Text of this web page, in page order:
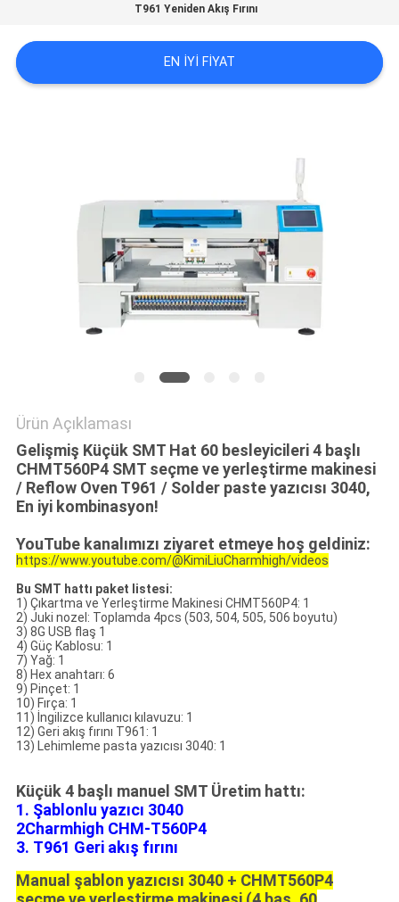
SITE
HARITASI
T961 Yeniden Akış Fırını
EN IYI FIYAT
Ürün Açıklaması
Gelişmiş Küçük SMT Hat 60 besleyicileri 4 başlı
CHMT560P4 SMT seçme ve yerleştirme makinesi
/ Reflow Oven T961 / Solder paste yazıcısı 3040,
En iyi kombinasyon!
YouTube kanalımızı ziyaret etmeye hoş geldiniz:
https://www.youtube.com/@KimiLiuCharmhigh/videos
Bu SMT hattı paket listesi:
1) Çıkartma ve Yerleştirme Makinesi CHMT560P4: 1
2) Juki nozel: Toplamda 4pcs (503, 504, 505, 506 boyutu)
3) 8G USB flaş 1
4) Güç Kablosu: 1
7) Yağ: 1
8) Hex anahtarı: 6
9) Pinçet: 1
10) Fırça: 1
11) İngilizce kullanıcı kılavuzu: 1
12) Geri akış fırını T961: 1
13) Lehimleme pasta yazıcısı 3040: 1
Küçük 4 başlı manuel SMT Üretim hattı:
1. Şablonlu yazıcı 3040
2Charmhigh CHM-T560P4
3. T961 Geri akış fırını
Manual şablon yazıcısı 3040 + CHMT560P4